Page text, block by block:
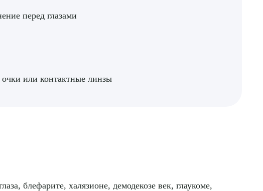
перед глазами
очки или контактные линзы
блефарите, халязионе, демодекозе век, глаукоме,